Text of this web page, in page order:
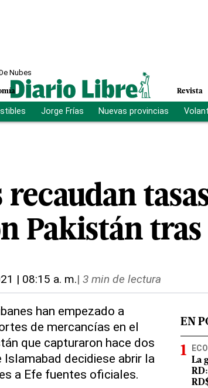
Nubes
Revista
Jorge Frías Nuevas provincias
Pakistán
| 08:15 a. m.| 3 min de lectura
han empezado a
de mercancías en el
que capturaron hace dos
decidiese abrir la
a Efe fuentes oficiales.
EN
La